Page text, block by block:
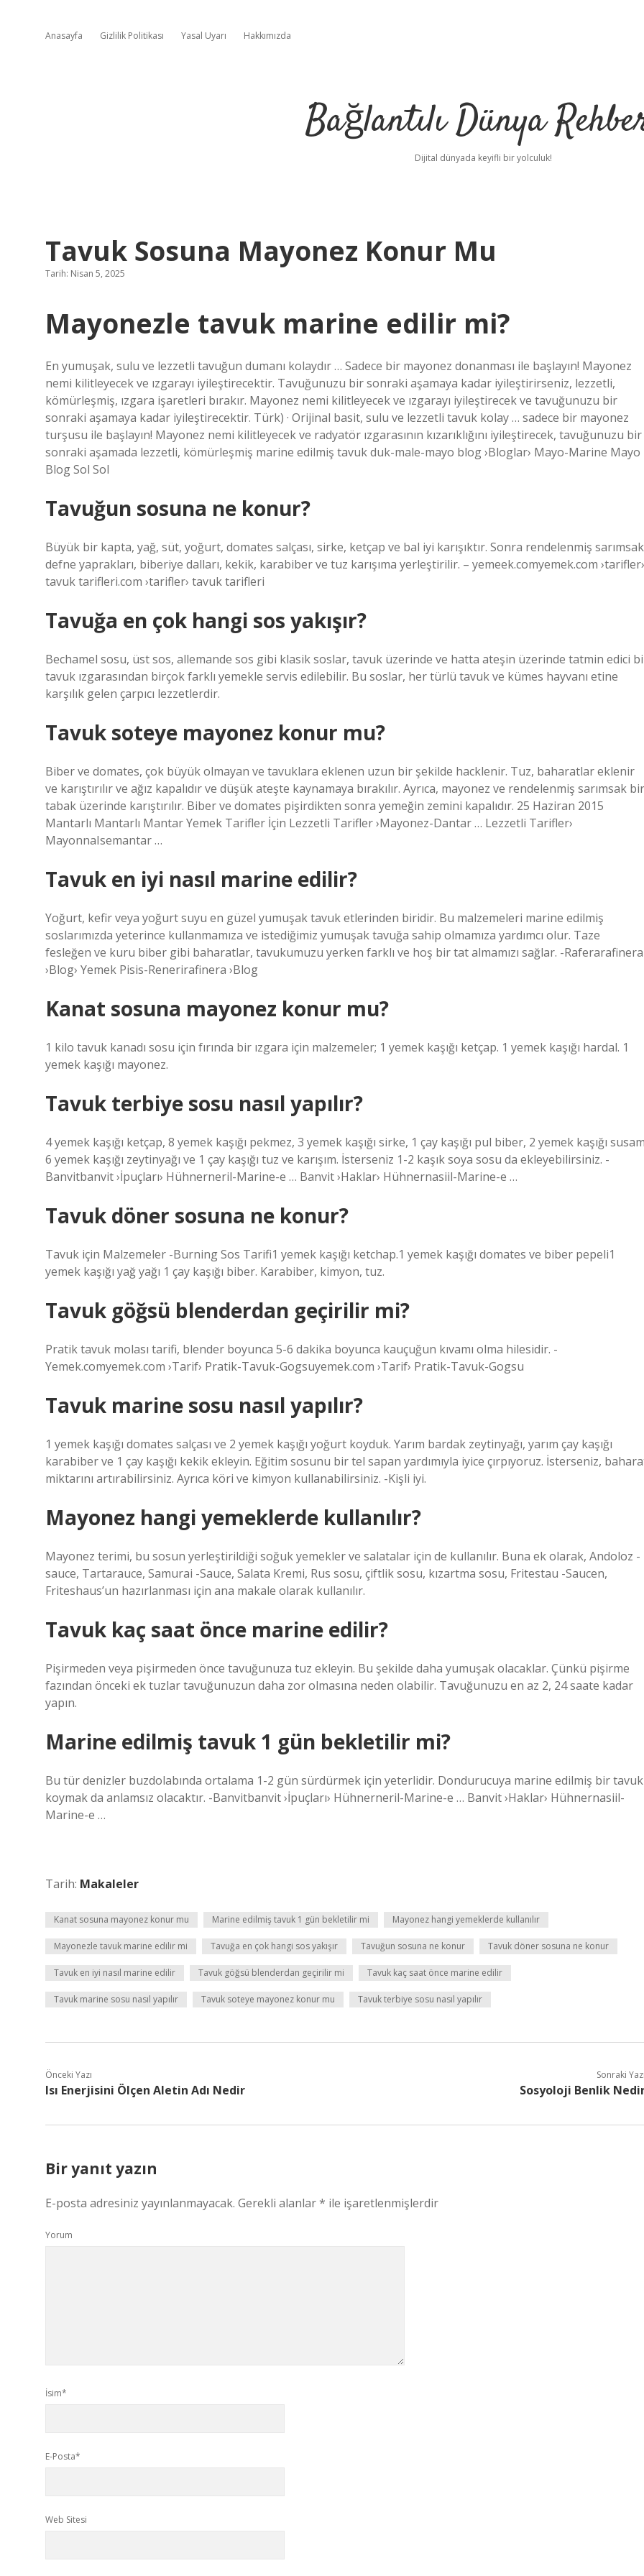
Anasayfa Gizlilik Politikası Yasal Uyarı Hakkımızda
Bağlantılı Dünya
Dijital dünyada keyifli bir yolculuk!
Tavuk Sosuna Mayonez Konur Mu
Tarih: Nisan 5, 2025
Mayonezle tavuk marine edilir mi?
En yumuşak, sulu ve lezzetli tavuğun dumanı kolaydır … Sadece bir mayonez donanması ile başlayın! Mayonez
nemi kilitleyecek ve ızgarayı iyileştirecektir. Tavuğunuzu bir sonraki aşamaya kadar iyileştirirseniz, lezzetli,
kömürleşmiş, ızgara işaretleri bırakır. Mayonez nemi kilitleyecek ve ızgarayı iyileştirecek ve tavuğunuzu bir
sonraki aşamaya kadar iyileştirecektir. Türk) · Orijinal basit, sulu ve lezzetli tavuk kolay … sadece bir mayonez
turşusu ile başlayın! Mayonez nemi kilitleyecek ve radyatör ızgarasının kızarıklığını iyileştirecek, tavuğunuzu bir
sonraki aşamada lezzetli, kömürleşmiş marine edilmiş tavuk duk-male-mayo blog ›Bloglar› Mayo-Marine Mayo
Blog Sol Sol
Tavuğun sosuna ne konur?
Büyük bir kapta, yağ, süt, yoğurt, domates salçası, sirke, ketçap ve bal iyi karışıktır. Sonra rendelenmiş
defne yaprakları, biberiye dalları, kekik, karabiber ve tuz karışıma yerleştirilir. – yemeek.comyemek.com ›tarifler›
tavuk tarifleri.com ›tarifler› tavuk tarifleri
Tavuğa en çok hangi sos yakışır?
Bechamel sosu, üst sos, allemande sos gibi klasik soslar, tavuk üzerinde ve hatta ateşin üzerinde tatmin edici
tavuk ızgarasından birçok farklı yemekle servis edilebilir. Bu soslar, her türlü tavuk ve kümes hayvanı etine
karşılık gelen çarpıcı lezzetlerdir.
Tavuk soteye mayonez konur mu?
Biber ve domates, çok büyük olmayan ve tavuklara eklenen uzun bir şekilde hacklenir. Tuz, baharatlar eklenir
ve karıştırılır ve ağız kapalıdır ve düşük ateşte kaynamaya bırakılır. Ayrıca, mayonez ve rendelenmiş sarımsak bir
tabak üzerinde karıştırılır. Biber ve domates pişirdikten sonra yemeğin zemini kapalıdır. 25 Haziran 2015
Mantarlı Mantarlı Mantar Yemek Tarifler İçin Lezzetli Tarifler ›Mayonez-Dantar … Lezzetli Tarifler›
MayonnaIsemantar …
Tavuk en iyi nasıl marine edilir?
Yoğurt, kefir veya yoğurt suyu en güzel yumuşak tavuk etlerinden biridir. Bu malzemeleri marine edilmiş
soslarımızda yeterince kullanmamıza ve istediğimiz yumuşak tavuğa sahip olmamıza yardımcı olur. Taze
fesleğen ve kuru biber gibi baharatlar, tavukumuzu yerken farklı ve hoş bir tat almamızı sağlar. -Raferarafinera
›Blog› Yemek Pisis-Renerirafinera ›Blog
Kanat sosuna mayonez konur mu?
1 kilo tavuk kanadı sosu için fırında bir ızgara için malzemeler; 1 yemek kaşığı ketçap. 1 yemek kaşığı hardal. 1
yemek kaşığı mayonez.
Tavuk terbiye sosu nasıl yapılır?
4 yemek kaşığı ketçap, 8 yemek kaşığı pekmez, 3 yemek kaşığı sirke, 1 çay kaşığı pul biber, 2 yemek kaşığı
6 yemek kaşığı zeytinyağı ve 1 çay kaşığı tuz ve karışım. İsterseniz 1-2 kaşık soya sosu da ekleyebilirsiniz. -
Banvitbanvit ›İpuçları› Hühnerneril-Marine-e … Banvit ›Haklar› Hühnernasiil-Marine-e …
Tavuk döner sosuna ne konur?
Tavuk için Malzemeler -Burning Sos Tarifi1 yemek kaşığı ketchap.1 yemek kaşığı domates ve biber pepeli1
yemek kaşığı yağ yağı 1 çay kaşığı biber. Karabiber, kimyon, tuz.
Tavuk göğsü blenderdan geçirilir mi?
Pratik tavuk molası tarifi, blender boyunca 5-6 dakika boyunca kauçuğun kıvamı olma hilesidir. -
Yemek.comyemek.com ›Tarif› Pratik-Tavuk-Gogsuyemek.com ›Tarif› Pratik-Tavuk-Gogsu
Tavuk marine sosu nasıl yapılır?
1 yemek kaşığı domates salçası ve 2 yemek kaşığı yoğurt koyduk. Yarım bardak zeytinyağı, yarım çay kaşığı
karabiber ve 1 çay kaşığı kekik ekleyin. Eğitim sosunu bir tel sapan yardımıyla iyice çırpıyoruz. İsterseniz,
miktarını artırabilirsiniz. Ayrıca köri ve kimyon kullanabilirsiniz. -Kişli iyi.
Mayonez hangi yemeklerde kullanılır?
Mayonez terimi, bu sosun yerleştirildiği soğuk yemekler ve salatalar için de kullanılır. Buna ek olarak, Andoloz -
sauce, Tartarauce, Samurai -Sauce, Salata Kremi, Rus sosu, çiftlik sosu, kızartma sosu, Fritestau -Saucen,
Friteshaus’un hazırlanması için ana makale olarak kullanılır.
Tavuk kaç saat önce marine edilir?
Pişirmeden veya pişirmeden önce tavuğunuza tuz ekleyin. Bu şekilde daha yumuşak olacaklar. Çünkü pişirme
fazından önceki ek tuzlar tavuğunuzun daha zor olmasına neden olabilir. Tavuğunuzu en az 2, 24 saate kadar
yapın.
Marine edilmiş tavuk 1 gün bekletilir mi?
Bu tür denizler buzdolabında ortalama 1-2 gün sürdürmek için yeterlidir. Dondurucuya marine edilmiş bir tavuk
koymak da anlamsız olacaktır. -Banvitbanvit ›İpuçları› Hühnerneril-Marine-e … Banvit ›Haklar› Hühnernasiil-
Marine-e …
Tarih: Makaleler
Kanat sosuna mayonez konur mu Marine edilmiş tavuk 1 gün bekletilir mi Mayonez hangi yemeklerde kullanılır
Mayonezle tavuk marine edilir mi Tavuğa en çok hangi sos yakışır Tavuğun sosuna ne konur Tavuk döner sosuna ne konur
Tavuk en iyi nasıl marine edilir Tavuk göğsü blenderdan geçirilir mi Tavuk kaç saat önce marine edilir
Tavuk marine sosu nasıl yapılır Tavuk soteye mayonez konur mu Tavuk terbiye sosu nasıl yapılır
Önceki Yazı
Isı Enerjisini Ölçen Aletin Adı Nedir
Sonraki
Sosyoloji Benlik
Bir yanıt yazın
E-posta adresiniz yayınlanmayacak. Gerekli alanlar* ile işaretlenmişlerdir
Yorum
İsim*
E-Posta*
Web Sitesi